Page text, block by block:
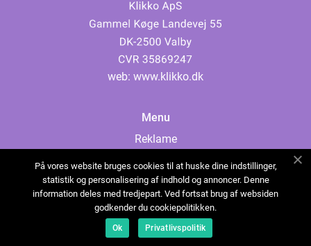
web: www.klikko.dk
Menu
Reklame
Cookies
Kontakt Oss
Sitemap
På vores website bruges cookies til at huske dine indstillinger,
statistik og personalisering af indhold og annoncer. Denne
information deles med tredjepart. Ved fortsat brug af websiden
godkender du cookiepolitikken.
Ok Privatlivspolitik